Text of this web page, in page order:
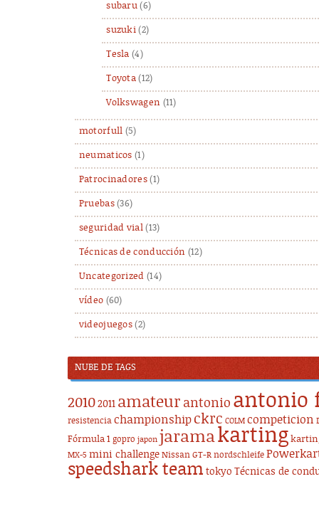
subaru (6)
suzuki (2)
Tesla (4)
Toyota (12)
Volkswagen (11)
motorfull (5)
neumaticos (1)
Patrocinadores(1)
Pruebas(36)
seguridad vial(13)
Técnicas de conducción (12)
Uncategorized (14)
vídeo (60)
videojuegos (2)
NUBE DE TAGS
20102011 amateur antonio antonio
resistencia championship ckrc COLM competicion
Fórmula 1 gopro japon jaramakarting
MX-5 mini challenge Nissan GT-R nordschleife
speedshark team tokyo Técnicas de